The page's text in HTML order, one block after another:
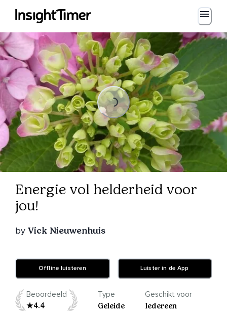
Loading...
Loading...
Energie vol helderheid voor
jou!
by Vick Nieuwenhuis
Offline luisteren Luister in de App
Beoordeeld
4.4
Type
Geleide
Geschikt voor
Iedereen